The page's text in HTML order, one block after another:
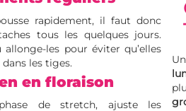
rapidement, il faut donc
tous les quelques jours.
allonge-les pour éviter qu’elles
dans les tiges.
en floraison
de stretch, ajuste les